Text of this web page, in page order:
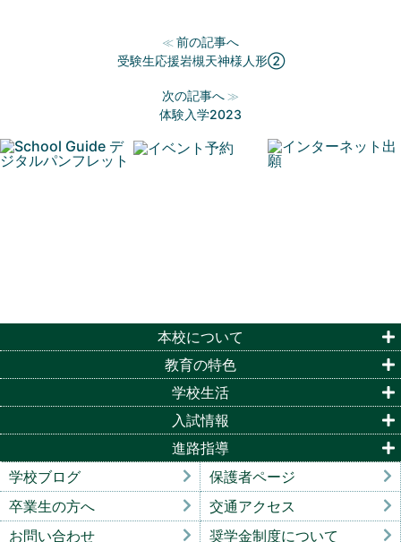
≪ 前の記事へ
受験生応援岩槻天神様人形②
次の記事へ ≫
体験入学2023
本校について
教育の特色
学校生活
入試情報
進路指導
学校ブログ
保護者ページ
卒業生の方へ
交通アクセス
お問い合わせ
奨学金制度について